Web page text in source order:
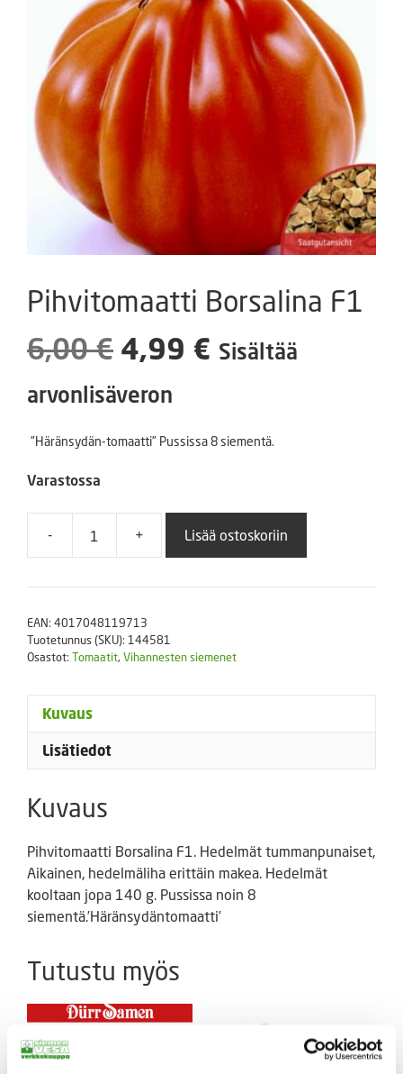
Pihvitomaatti Borsalina F1
6,00€ Alkuperäinen
hinta
oli:
4,99 € Nykyinen
on:
Sisältää
arvonlisäveron
”Häränsydän-tomaatti” Pussissa 8 siementä.
Varastossa
-
Pihvitomaatti
F1
+ Lisää ostoskoriin
EAN: 4017048119713
Tuotetunnus (SKU): 144581
Osastot: Tomaatit, Vihannesten siemenet
Kuvaus
Lisätiedot
Kuvaus
Pihvitomaatti Borsalina F1. Hedelmät tummanpunaiset,
Aikainen, hedelmäliha erittäin makea. Hedelmät
kooltaan jopa 140 g. Pussissa noin 8
siementä.’Häränsydäntomaatti’
Tutustu myös